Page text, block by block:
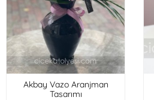
Akbay Vazo Aranjman
Tasarımı